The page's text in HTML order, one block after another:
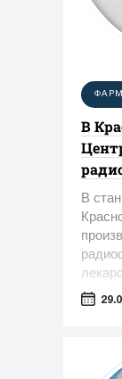
В
В